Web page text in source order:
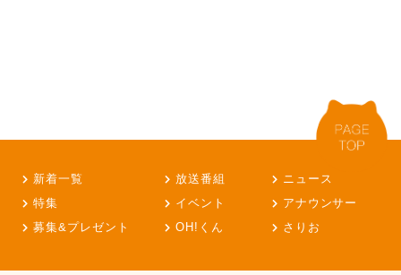
新着一覧 放送番組
ニュース
特集
イベント
アナウンサー
募集&プレゼント
OH!くん さりお